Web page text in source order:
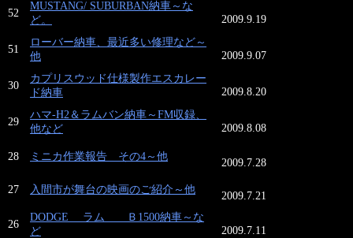
52
MUSTANG/ SUBURBAN納車～な
ど。
2009.9.19
51
ローバー納車、最近多い修理など～
他
2009.9.07
30
カプリスウッド仕様製作エスカレー
ド納車
2009.8.20
29
ハマ-H2＆ラムバン納車～FM収録、
他など
2009.8.08
28 ミニカ作業報告 その4～他
2009.7.28
27 入間市が舞台の映画のご紹介～他
2009.7.21
26
DODGE ラム Ｂ1500納車～な
ど
2009.7.11